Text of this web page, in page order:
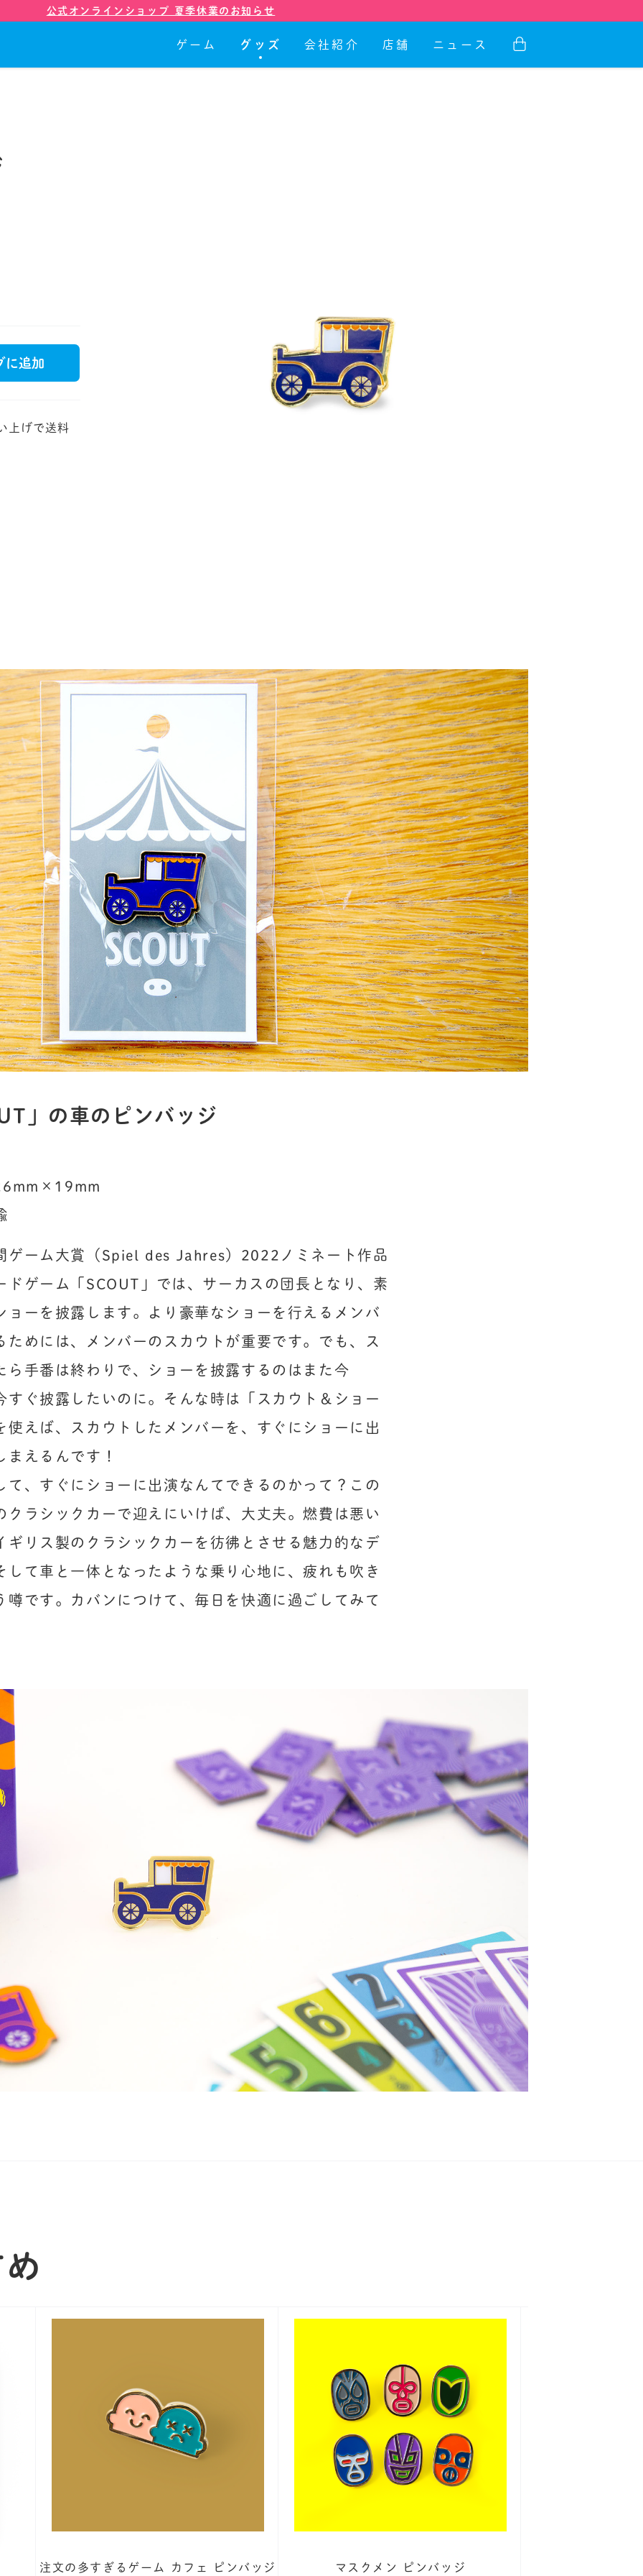
公式オンラインショップ 夏季休業のお知らせ
ゲーム グッズ 会社紹介 店舗 ニュース
に追加
上げで送料
」の車のピンバッジ
ゲーム大賞（Spiel des Jahres）2022ノミネート作品
ドゲーム「SCOUT」では、サーカスの団長となり、素
ョーを披露します。より豪華なショーを行えるメンバ
ためには、メンバーのスカウトが重要です。でも、ス
ら手番は終わりで、ショーを披露するのはまた今
すぐ披露したいのに。そんな時は「スカウト＆ショー
使えば、スカウトしたメンバーを、すぐにショーに出
まえるんです！
て、すぐにショーに出演なんてできるのかって？この
クラシックカーで迎えにいけば、大丈夫。燃費は悪い
ギリス製のクラシックカーを彷彿とさせる魅力的なデ
して車と一体となったような乗り心地に、疲れも吹き
噂です。カバンにつけて、毎日を快適に過ごしてみて
注文の多すぎるゲーム カフェ ピンバッジ マスクメン ピンバッジ